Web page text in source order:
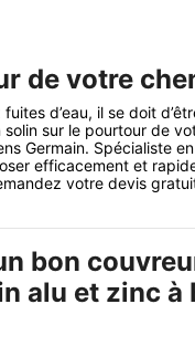
de votre
d’eau, il se doit
sur le pourtour de
Germain. Spécialiste
efficacement et
votre devis
bon
alu et zinc à